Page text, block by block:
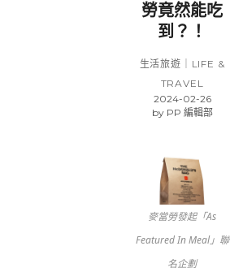
勞竟然能吃
到？！
生活旅遊｜LIFE &
TRAVEL
2024-02-26
byPP 編輯部
麥當勞發起「As
Featured In Meal」聯
名企劃